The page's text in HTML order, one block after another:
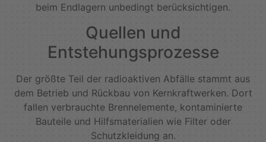
beim Endlagern unbedingt berücksichtigen.
Quellen und
Entstehungsprozesse
Der größte Teil der radioaktiven Abfälle stammt aus
dem Betrieb und Rückbau von Kernkraftwerken. Dort
fallen verbrauchte Brennelemente, kontaminierte
Bauteile und Hilfsmaterialien wie Filter oder
Schutzkleidung an.